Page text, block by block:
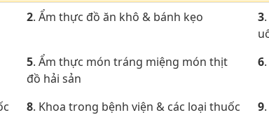
2. Ẩm thực đồ ăn khô & bánh kẹo 3
5. Ẩm thực món tráng miệng món thịt
đồ hải sản
6
8. Khoa trong bệnh viện & các loại thuốc
9